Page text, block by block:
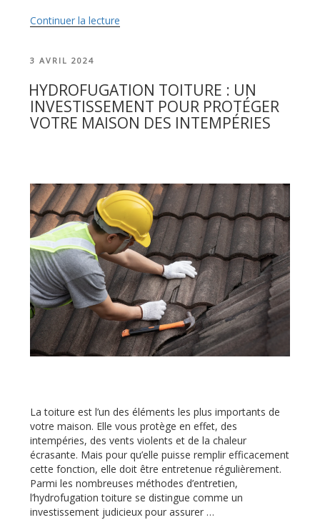
Continuer la lecture
préservation
des
PUBLIÉ
3 AVRIL 2024
HYDROFUGATION TOITURE : UN
INVESTISSEMENT POUR PROTÉGER
VOTRE MAISON DES INTEMPÉRIES
La toiture est l’un des éléments les plus importants de
votre maison. Elle vous protège en effet, des
intempéries, des vents violents et de la chaleur
écrasante. Mais pour qu’elle puisse remplir efficacement
cette fonction, elle doit être entretenue régulièrement.
Parmi les nombreuses méthodes d’entretien,
l’hydrofugation toiture se distingue comme un
investissement judicieux pour assurer …